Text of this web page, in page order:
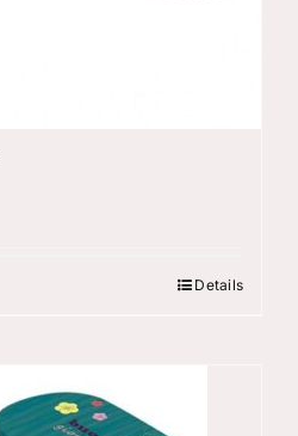
Details